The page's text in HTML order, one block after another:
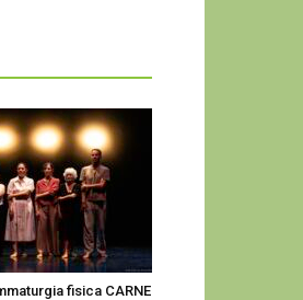
fisica CARNE